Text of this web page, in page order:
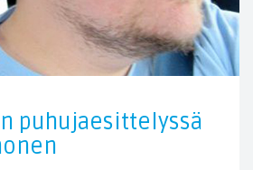
puhujaesittelyssä